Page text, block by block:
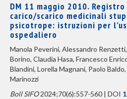
DM 11 maggio 2010.
carico/scarico medicinali
psicotrope: istruzioni per
ospedaliero
Manola Peverini, Alessandro
Borino, Claudia Hasa, Francesco
Blandini, Lorella Magnani, Paolo
Marinozzi
Boll SIFO2024;70(6):557-560 | DOI